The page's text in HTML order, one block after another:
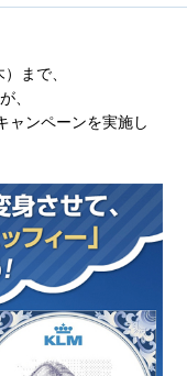
まで、
、
ャンペーンを実施し